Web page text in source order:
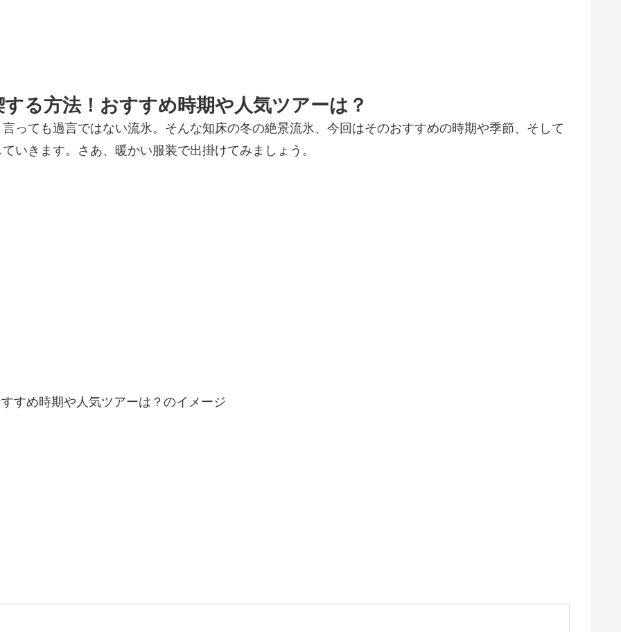
る方法！おすすめ時期や人気ツアーは？
っても過言ではない流氷。そんな知床の冬の絶景流氷、今回はそのおすすめの時期や季節、そして
いきます。さあ、暖かい服装で出掛けてみましょう。